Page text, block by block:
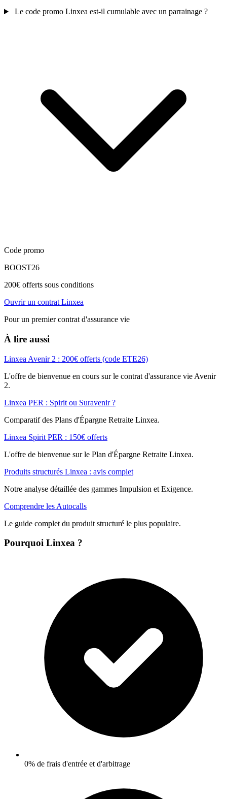
Le code promo Linxea est-il cumulable avec un parrainage ?
Code promo
BOOST26
200€ offerts sous conditions
Ouvrir un contrat Linxea
Pour un premier contrat d'assurance vie
À lire aussi
Linxea Avenir 2 : 200€ offerts (code ETE26)
L'offre de bienvenue en cours sur le contrat d'assurance vie Avenir
2.
Linxea PER : Spirit ou Suravenir ?
Comparatif des Plans d'Épargne Retraite Linxea.
Linxea Spirit PER : 150€ offerts
L'offre de bienvenue sur le Plan d'Épargne Retraite Linxea.
Produits structurés Linxea : avis complet
Notre analyse détaillée des gammes Impulsion et Exigence.
Comprendre les Autocalls
Le guide complet du produit structuré le plus populaire.
Pourquoi Linxea ?
0% de frais d'entrée et d'arbitrage